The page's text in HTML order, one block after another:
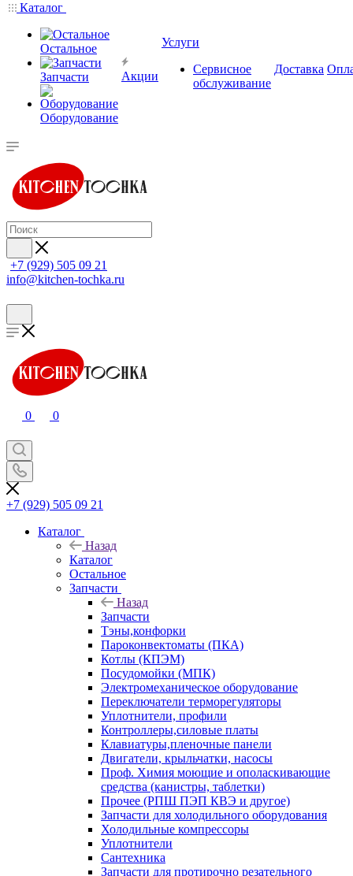
Каталог
Остальное
Запчасти
Оборудование
Акции
Услуги
Сервисное
обслуживание
Доставка
+7 (929) 505 09 21
info@kitchen-tochka.ru
0 0
+7 (929) 505 09 21
Каталог
Назад
Каталог
Остальное
Запчасти
Назад
Запчасти
Тэны,конфорки
Пароконвектоматы (ПКА)
Котлы (КПЭМ)
Посудомойки (МПК)
Электромеханическое оборудование
Переключатели терморегуляторы
Уплотнители, профили
Контроллеры,силовые платы
Клавиатуры,пленочные панели
Двигатели, крыльчатки, насосы
Проф. Химия моющие и ополаскивающие
средства (канистры, таблетки)
Прочее (РПШ ПЭП КВЭ и другое)
Запчасти для холодильного оборудования
Холодильные компрессоры
Уплотнители
Сантехника
Запчасти для протирочно резательного